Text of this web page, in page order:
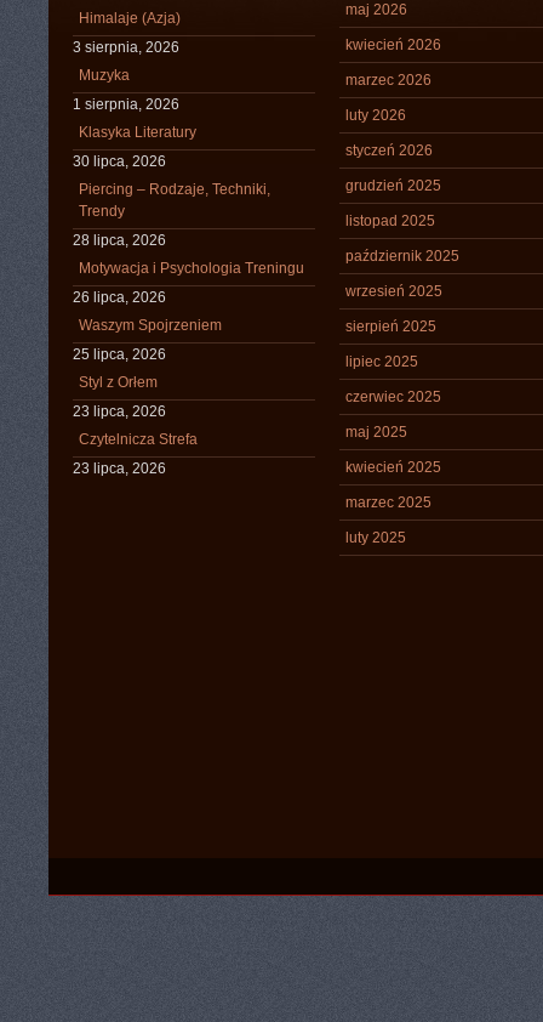
Himalaje (Azja)
3 sierpnia, 2026
Muzyka
1 sierpnia, 2026
Klasyka Literatury
30 lipca, 2026
Piercing – Rodzaje, Techniki,
Trendy
28 lipca, 2026
Motywacja i Psychologia Treningu
26 lipca, 2026
Waszym Spojrzeniem
25 lipca, 2026
Styl z Orłem
23 lipca, 2026
Czytelnicza Strefa
23 lipca, 2026
maj 2026
kwiecień 2026
marzec 2026
luty 2026
styczeń 2026
grudzień 2025
listopad 2025
październik 2025
wrzesień 2025
sierpień 2025
lipiec 2025
czerwiec 2025
maj 2025
kwiecień 2025
marzec 2025
luty 2025